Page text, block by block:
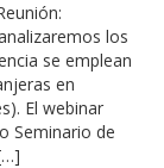
los
se emplean
en
El webinar
Seminario de